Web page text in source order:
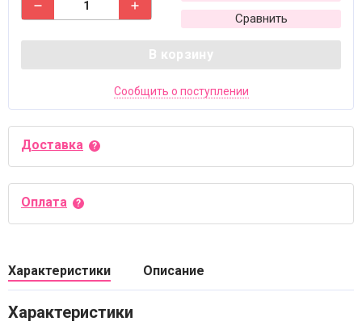
Сравнить
В корзину
Сообщить о поступлении
Доставка
Оплата
Характеристики Описание
Характеристики